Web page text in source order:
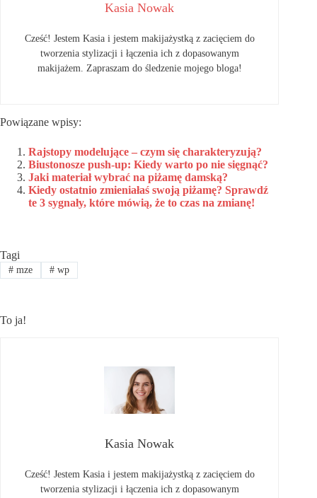
Kasia Nowak
Cześć! Jestem Kasia i jestem makijażystką z zacięciem do
tworzenia stylizacji i łączenia ich z dopasowanym
makijażem. Zapraszam do śledzenie mojego bloga!
Powiązane wpisy:
Rajstopy modelujące – czym się charakteryzują?
Biustonosze push-up: Kiedy warto po nie sięgnąć?
Jaki materiał wybrać na piżamę damską?
Kiedy ostatnio zmieniałaś swoją piżamę? Sprawdź
te 3 sygnały, które mówią, że to czas na zmianę!
Tagi
#mze #wp
To ja!
Kasia Nowak
Cześć! Jestem Kasia i jestem makijażystką z zacięciem do
tworzenia stylizacji i łączenia ich z dopasowanym